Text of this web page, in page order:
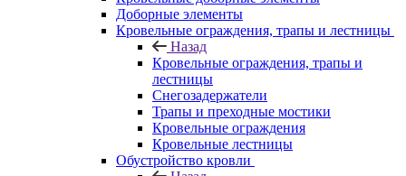
Доборные элементы
Кровельные ограждения, трапы и лестницы
Назад
Кровельные ограждения, трапы и
лестницы
Снегозадержатели
Трапы и преходные мостики
Кровельные ограждения
Кровельные лестницы
Обустройство кровли